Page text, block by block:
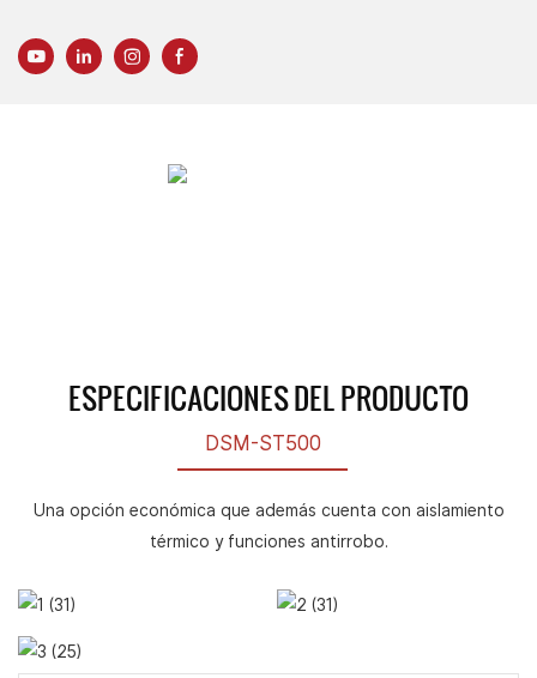
ESPECIFICACIONES DEL PRODUCTO
DSM-ST500
Una opción económica que además cuenta con aislamiento
térmico y funciones antirrobo.